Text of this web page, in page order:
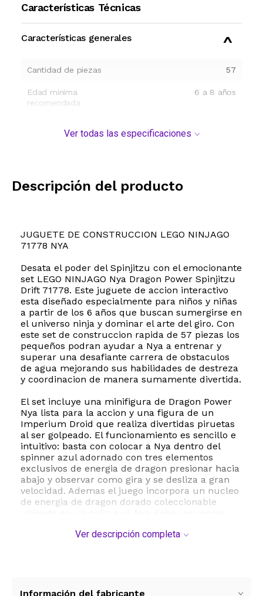
Características Técnicas
Características generales
Cantidad de piezas 57
Edad minima
recomendada
6 a 8 años
Ver todas las especificaciones
Descripción del producto
JUGUETE DE CONSTRUCCION LEGO NINJAGO
71778 NYA
Desata el poder del Spinjitzu con el emocionante
set LEGO NINJAGO Nya Dragon Power Spinjitzu
Drift 71778. Este juguete de accion interactivo
esta diseñado especialmente para niños y niñas
a partir de los 6 años que buscan sumergirse en
el universo ninja y dominar el arte del giro. Con
este set de construccion rapida de 57 piezas los
pequeños podran ayudar a Nya a entrenar y
superar una desafiante carrera de obstaculos
de agua mejorando sus habilidades de destreza
y coordinacion de manera sumamente divertida.
El set incluye una minifigura de Dragon Power
Nya lista para la accion y una figura de un
Imperium Droid que realiza divertidas piruetas
al ser golpeado. El funcionamiento es sencillo e
intuitivo: basta con colocar a Nya dentro del
spinner azul adornado con tres elementos
exclusivos de energia de dragon presionar hacia
abajo y observar como gira y se desliza a gran
velocidad. Ademas el juego incorpora un nucleo
de energia de dragon dorado coleccionable
dificultad al trayecto.
la diversion a cualquier parte ya sea para jugar
Ver descripción completa
Información del fabricante